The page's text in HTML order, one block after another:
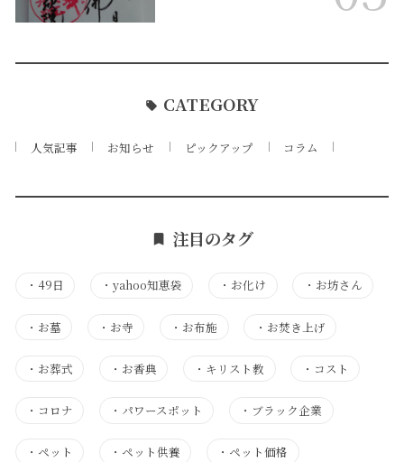
CATEGORY
人気記事 お知らせ ピックアップ コラム
注目のタグ
・ 49日 ・yahoo知恵袋 ・ お化け ・ お坊さん
・ お墓 ・ お寺 ・ お布施 ・ お焚き上げ
・ お葬式 ・ お香典 ・ キリスト教 ・ コスト
・ コロナ ・ パワースポット ・ ブラック企業
・ ペット ・ ペット供養 ・ ペット価格